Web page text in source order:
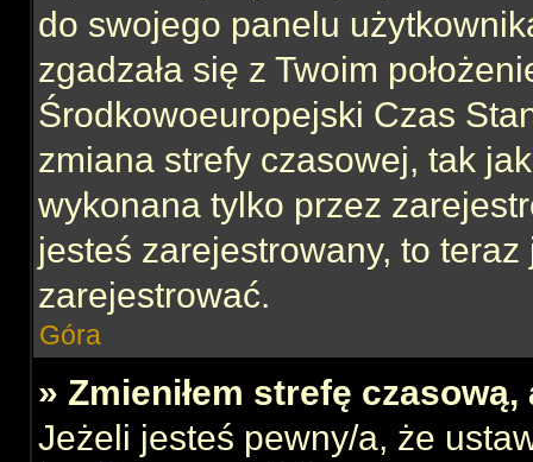
do swojego panelu
zgadzała się z Twoim
Środkowoeuropejski Czas
zmiana strefy czasowej, tak
wykonana tylko przez
jesteś zarejestrowany, to
zarejestrować.
Góra
» Zmieniłem strefę
Jeżeli jesteś pewny/a, że